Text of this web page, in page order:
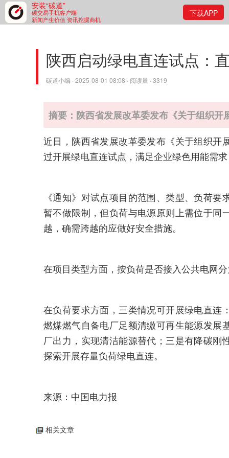
安装“碳道”
碳交易手机客户端
新闻产生价值 资讯挖掘商机
下载APP
陕西启动绿电直连试点：
碳道小编 · 2025-08-01 08:08 · 阅读量 · 3319
摘要：陕西省发展改革委发布《关于组织开
近日，陕西省发展改革委发布《关于组织开
过开展绿电直连试点，满足企业绿色用能需
《通知》对试点项目的范围、类型、负荷
暂不做限制，但负荷与电源原则上需位于同
越，确需跨越的应做好安全措施。
在项目类型方面，按负荷是否接入公共电网
在负荷要求方面，三类情况可开展绿电直连
燃煤燃气自备电厂足额清缴可再生能源发展
厂出力，实现清洁能源替代；三是有降碳
探索开展存量负荷绿电直连。
来源：中国电力报
相关文章